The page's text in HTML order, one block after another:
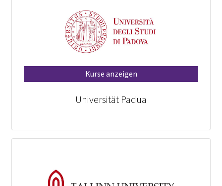
Kurse anzeigen
Universität Padua